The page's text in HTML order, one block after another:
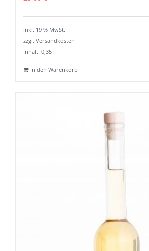
inkl. 19 % MwSt.
zzgl. Versandkosten
Inhalt: 0,35 l
In den Warenkorb